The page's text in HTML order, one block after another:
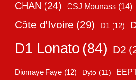
CHAN (24) CSJ Mounass (14)
Côte d’Ivoire (29) D1 (12)
D1 Lonato (84) D2
Diomaye Faye (12) Dyto (11)